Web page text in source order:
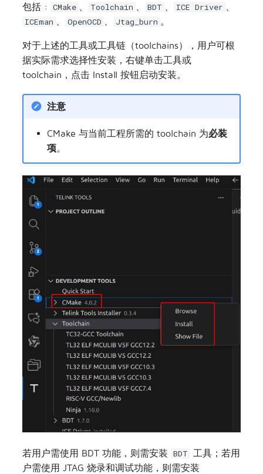
包括 :
CMake Toolchain BDT ICE Driver
ICEman
OpenOCD Jtag_burn 。
对于上述的工具或工具链（toolchains），用户可根
据实际需求选择性安装，右键单击工具或
toolchain，点击 Install 按钮启动安装。
注意
CMake 与当前工程所需的 toolchain 为必装
项。
若用户需使用 BDT 功能，则需安装 BDT
工具；若用
户需使用 JTAG 烧录和调试功能，则需安装